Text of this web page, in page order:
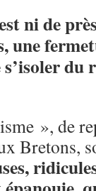
ni de
une
du
», de
Bretons,